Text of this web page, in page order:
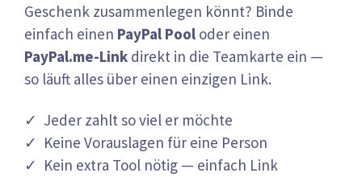
Geschenk zusammenlegen könnt? Binde
einfach einen PayPal Pool oder einen
PayPal.me-Link direkt in die Teamkarte ein —
so läuft alles über einen einzigen Link.
✓ Jeder zahlt so viel er möchte
✓ Keine Vorauslagen für eine Person
✓ Kein extra Tool nötig — einfach Link